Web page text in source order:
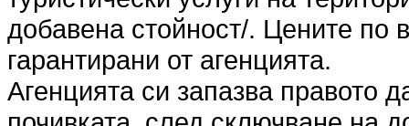
добавена стойност/. Цените по
гарантирани от агенцията.
Агенцията си запазва правото